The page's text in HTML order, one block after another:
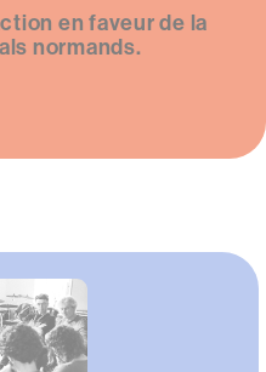
en faveur de la
normands.